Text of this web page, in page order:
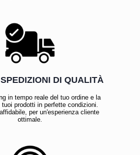
DI QUALITÀ
in tempo reale del tuo ordine e la
tuoi prodotti in perfette condizioni.
per un'esperienza cliente
ottimale.